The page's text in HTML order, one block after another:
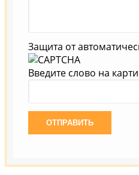
Защита от
Введите слово на